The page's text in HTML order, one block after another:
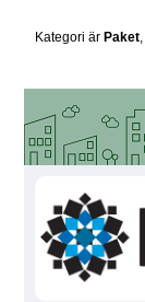
Kategori är Paket